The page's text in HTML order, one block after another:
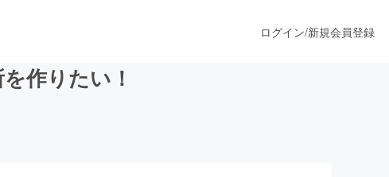
ログイン/新規会員登録
作りたい！